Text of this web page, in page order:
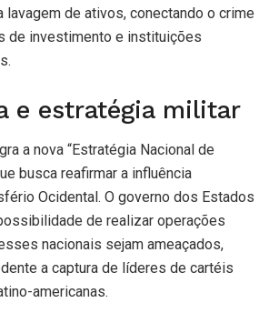
lavagem de ativos, conectando o crime
de investimento e instituições
e estratégia militar
a nova “Estratégia Nacional de
busca reafirmar a influência
Ocidental. O governo dos Estados
de realizar operações
nacionais sejam ameaçados,
a captura de líderes de cartéis
americanas.